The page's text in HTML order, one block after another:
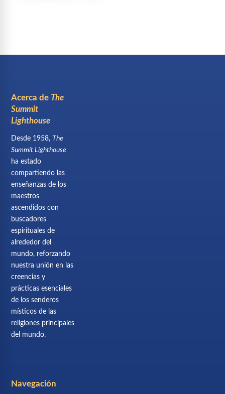
Acerca de The
Summit
Lighthouse
Desde 1958, The
Summit Lighthouse
ha estado
compartiendo las
enseñanzas de los
maestros
ascendidos con
buscadores
espirituales de
alrededor del
mundo, reforzando
nuestra unión en las
creencias y
prácticas esenciales
de los senderos
místicos de las
religiones principales
del mundo.
Navegación